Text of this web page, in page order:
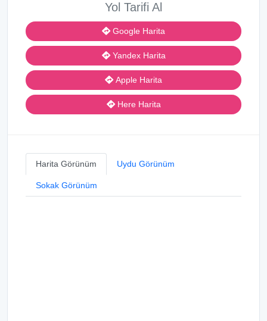
Yol Tarifi Al
Google Harita
Yandex Harita
Apple Harita
Here Harita
Harita Görünüm Uydu Görünüm
Sokak Görünüm